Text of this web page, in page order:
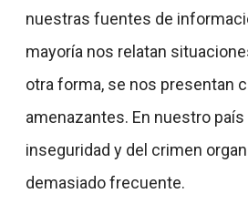
nuestras fuentes de
mayoría nos relatan
otra forma, se nos presentan
amenazantes. En nuestro país
inseguridad y del crimen
demasiado frecuente.